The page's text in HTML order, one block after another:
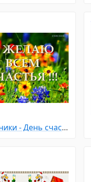
Праздники - День счастья